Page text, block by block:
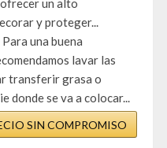
un alto
y proteger...
una buena
lavar las
transferir grasa o
donde se va a colocar...
SIN COMPROMISO